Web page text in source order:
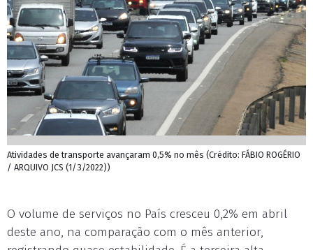
Atividades de transporte avançaram 0,5% no mês (Crédito: FÁBIO ROGÉRIO
/ ARQUIVO JCS (1/3/2022))
O volume de serviços no País cresceu 0,2% em abril
deste ano, na comparação com o mês anterior,